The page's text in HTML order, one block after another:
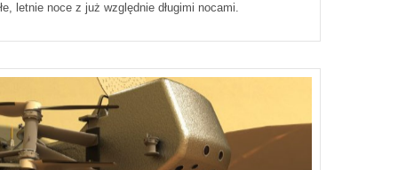
letnie noce z już względnie długimi nocami.